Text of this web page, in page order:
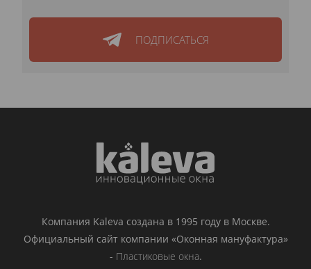
ПОДПИСАТЬСЯ
Компания Kaleva создана в 1995 году в Москве.
Официальный сайт компании «Оконная мануфактура»
- Пластиковые окна.